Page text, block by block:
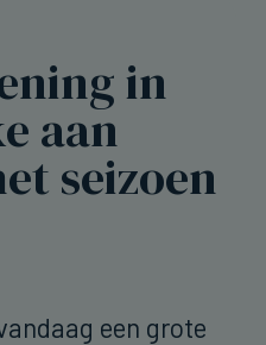
in
aan
seizoen
een grote